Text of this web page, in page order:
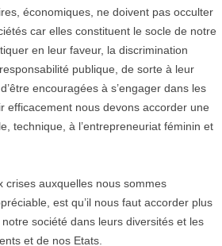
économiques, ne doivent pas occulter
car elles constituent le socle de notre
en leur faveur, la discrimination
publique, de sorte à leur
encouragées à s’engager dans les
efficacement nous devons accorder une
technique, à l’entrepreneuriat féminin et
crises auxquelles nous sommes
est qu’il nous faut accorder plus
société dans leurs diversités et les
et de nos Etats.